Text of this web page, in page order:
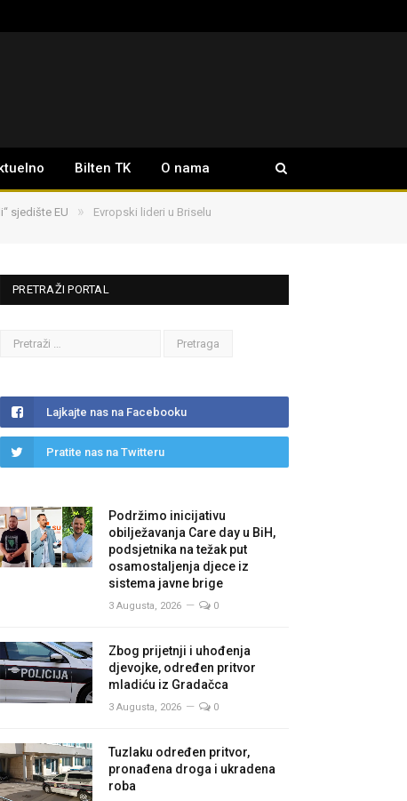
Bilten TK O nama
sjedište EU »
Evropski lideri u Briselu
PRETRAŽI PORTAL
Lajkajte nas na Facebooku
Pratite nas na Twitteru
Podržimo inicijativu
obilježavanja Care day u BiH,
podsjetnika na težak put
osamostaljenja djece iz
sistema javne brige
3 Augusta, 2026 0
Zbog prijetnji i uhođenja
djevojke, određen pritvor
mladiću iz Gradačca
3 Augusta, 2026 0
Tuzlaku određen pritvor,
pronađena droga i ukradena
roba